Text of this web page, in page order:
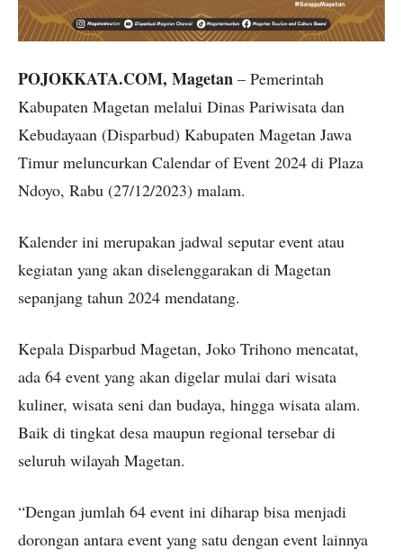
POJOKKATA.COM, Magetan – Pemerintah
Kabupaten Magetan melalui Dinas Pariwisata dan
Kebudayaan (Disparbud) Kabupaten Magetan Jawa
Timur meluncurkan Calendar of Event 2024 di Plaza
Ndoyo, Rabu (27/12/2023) malam.
Kalender ini merupakan jadwal seputar event atau
kegiatan yang akan diselenggarakan di Magetan
sepanjang tahun 2024 mendatang.
Kepala Disparbud Magetan, Joko Trihono mencatat,
ada 64 event yang akan digelar mulai dari wisata
kuliner, wisata seni dan budaya, hingga wisata alam.
Baik di tingkat desa maupun regional tersebar di
seluruh wilayah Magetan.
“Dengan jumlah 64 event ini diharap bisa menjadi
dorongan antara event yang satu dengan event lainnya